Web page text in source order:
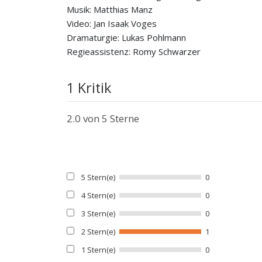
Musik: Matthias Manz
Video: Jan Isaak Voges
Dramaturgie: Lukas Pohlmann
Regieassistenz: Romy Schwarzer
1 Kritik
2.0 von 5 Sterne
5 Stern(e)
0
4 Stern(e)
0
3 Stern(e)
0
2 Stern(e)
1
1 Stern(e)
0